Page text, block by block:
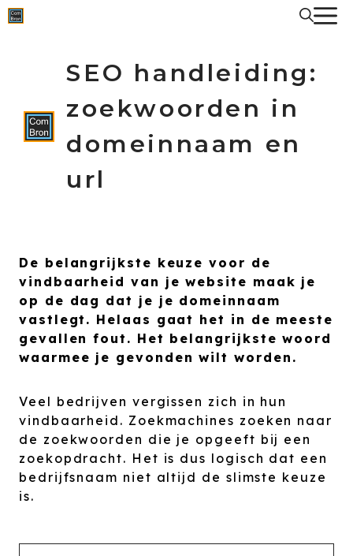
Spring
naar
SEO handleiding:
zoekwoorden in
domeinnaam en
url
De belangrijkste keuze voor de
vindbaarheid van je website maak je
op de dag dat je je domeinnaam
vastlegt. Helaas gaat het in de meeste
gevallen fout. Het belangrijkste woord
waarmee je gevonden wilt worden.
Veel bedrijven vergissen zich in hun
vindbaarheid. Zoekmachines zoeken naar
de zoekwoorden die je opgeeft bij een
zoekopdracht. Het is dus logisch dat een
bedrijfsnaam niet altijd de slimste keuze
is.